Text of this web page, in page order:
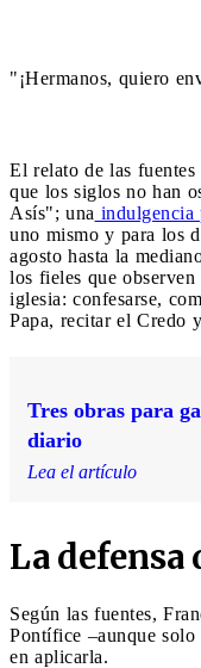
"¡Hermanos, quiero
El relato de las
que los siglos no han
Asís"; una indulgencia
uno mismo y para los
agosto hasta la
los fieles que
iglesia: confesarse,
Papa, recitar el Credo
Tres obras para
diario
Lea el artículo
La defensa
Según las fuentes,
Pontífice –aunque
en aplicarla.